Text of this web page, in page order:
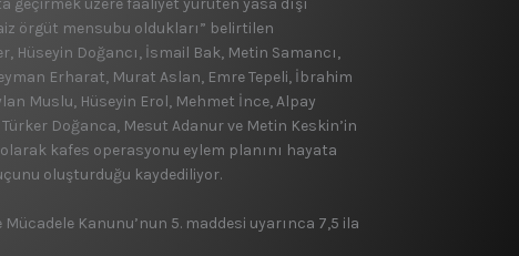
geçirmek üzere faaliyet yürüten yasa dışı
örgüt mensubu oldukları” belirtilen
Hüseyin Doğancı, İsmail Bak, Metin Samancı,
Erharat, Murat Aslan, Emre Tepeli, İbrahim
Muslu, Hüseyin Erol, Mehmet İnce, Alpay
Doğanca, Mesut Adanur ve Metin Keskin’in
kafes operasyonu eylem planını hayata
oluşturduğu kaydediliyor.
Mücadele Kanunu’nun 5. maddesi uyarınca 7,5 ila